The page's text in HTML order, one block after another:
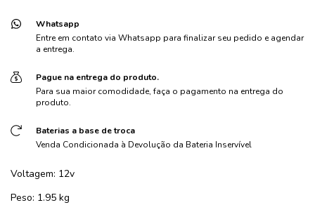
Whatsapp
Entre em contato via Whatsapp para finalizar seu pedido e agendar
a entrega.
Pague na entrega do produto.
Para sua maior comodidade, faça o pagamento na entrega do
produto.
Baterias a base de troca
Venda Condicionada à Devolução da Bateria Inservível
Voltagem: 12v
Peso: 1.95 kg